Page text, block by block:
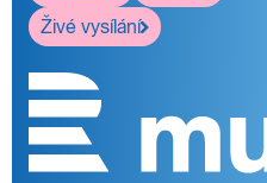
Živé vysílání